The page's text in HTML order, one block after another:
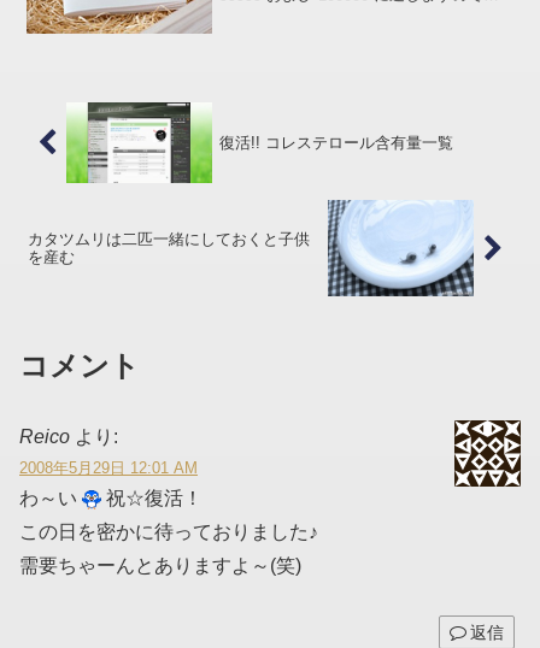
復活!! コレステロール含有量一覧
カタツムリは二匹一緒にしておくと子供
を産む
コメント
Reico より:
2008年5月29日 12:01 AM
わ～い
祝☆復活！
この日を密かに待っておりました♪
需要ちゃーんとありますよ～(笑)
返信